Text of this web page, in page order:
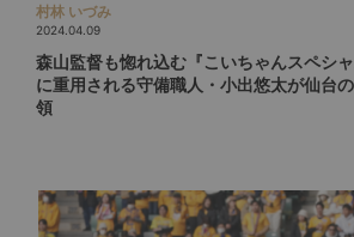
村林 いづみ
2024.04.09
森山監督も惚れ込む『こいちゃんスペシ
に重用される守備職人・小出悠太が仙台
領